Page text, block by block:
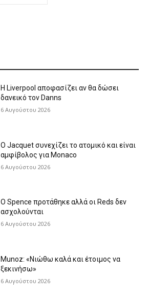
Η Liverpool αποφασίζει αν θα δώσει
δανεικό τον Danns
6 Αυγούστου 2026
Ο Jacquet συνεχίζει το ατομικό και είναι
αμφίβολος για Monaco
6 Αυγούστου 2026
Ο Spence προτάθηκε αλλά οι Reds δεν
ασχολούνται
6 Αυγούστου 2026
Munoz: «Νιώθω καλά και έτοιμος να
ξεκινήσω»
6 Αυγούστου 2026